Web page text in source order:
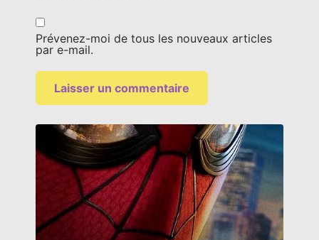
Prévenez-moi de tous les nouveaux articles
par e-mail.